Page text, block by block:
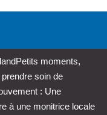
Petits moments,
soin de
: Une
à une monitrice locale